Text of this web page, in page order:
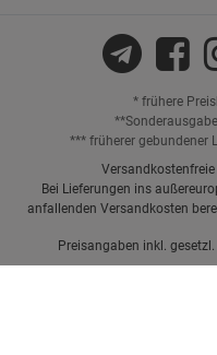
* frühere
*** früherer gebundener
Bei Lieferungen ins
anfallenden Versandkosten
Preisangaben inkl.